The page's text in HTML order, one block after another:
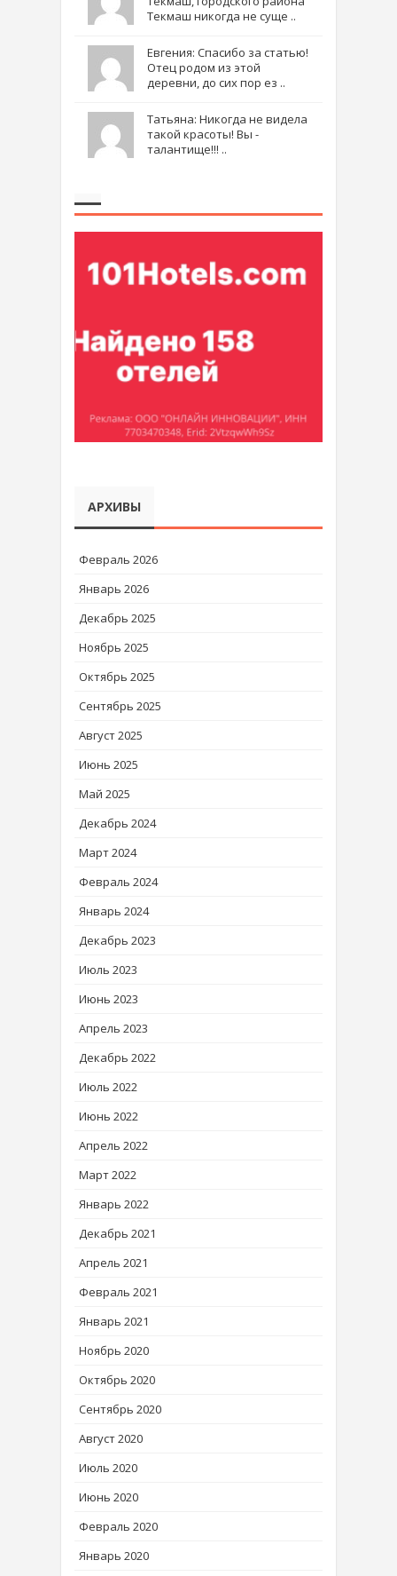
Текмаш никогда не суще ..
Евгения: Спасибо за статью!
Отец родом из этой
деревни, до сих пор ез ..
Татьяна: Никогда не видела
такой красоты! Вы -
талантище!!! ..
АРХИВЫ
Февраль 2026
Январь 2026
Декабрь 2025
Ноябрь 2025
Октябрь 2025
Сентябрь 2025
Август 2025
Июнь 2025
Май 2025
Декабрь 2024
Март 2024
Февраль 2024
Январь 2024
Декабрь 2023
Июль 2023
Июнь 2023
Апрель 2023
Декабрь 2022
Июль 2022
Июнь 2022
Апрель 2022
Март 2022
Январь 2022
Декабрь 2021
Апрель 2021
Февраль 2021
Январь 2021
Ноябрь 2020
Октябрь 2020
Сентябрь 2020
Август 2020
Июль 2020
Июнь 2020
Февраль 2020
Январь 2020